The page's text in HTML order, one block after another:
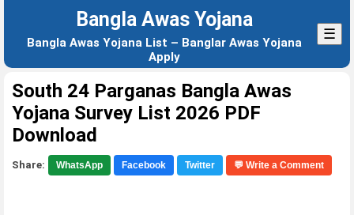
Bangla Awas Yojana
Bangla Awas Yojana List – Banglar Awas Yojana
Apply
☰
South 24 Parganas Bangla Awas
Yojana Survey List 2026 PDF
Download
Share: WhatsApp Facebook Twitter 💬 Write a Comment